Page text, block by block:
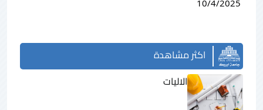
اكثر مشاهدة
الاليات